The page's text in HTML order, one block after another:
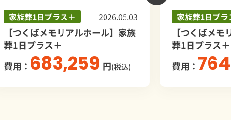
家族葬1日プラス＋ 2026.05.03
つくばメモリアルホール】家族
1日プラス＋
：683,259円(税込)
家族葬1日プラス＋
【つくばメモリ
葬1日プラス＋
費用：